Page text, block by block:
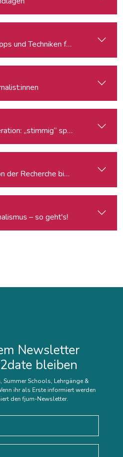
und Techniken für TV und Web
„stimmig“ sprechen
der Recherche bis zur
– so geht's!
Newsletter
bleiben
Schools, Lehrgänge &
ihr als Erste informiert werden
den fjum-Newsletter.